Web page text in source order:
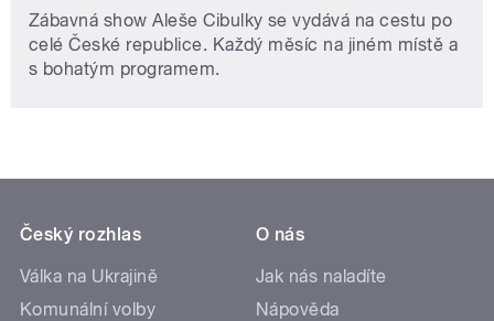
Zábavná show Aleše Cibulky se vydává na cestu po
celé České republice. Každý měsíc na jiném místě a
s bohatým programem.
Český rozhlas
Válka na Ukrajině
Komunální volby
O nás
Jak nás naladíte
Nápověda